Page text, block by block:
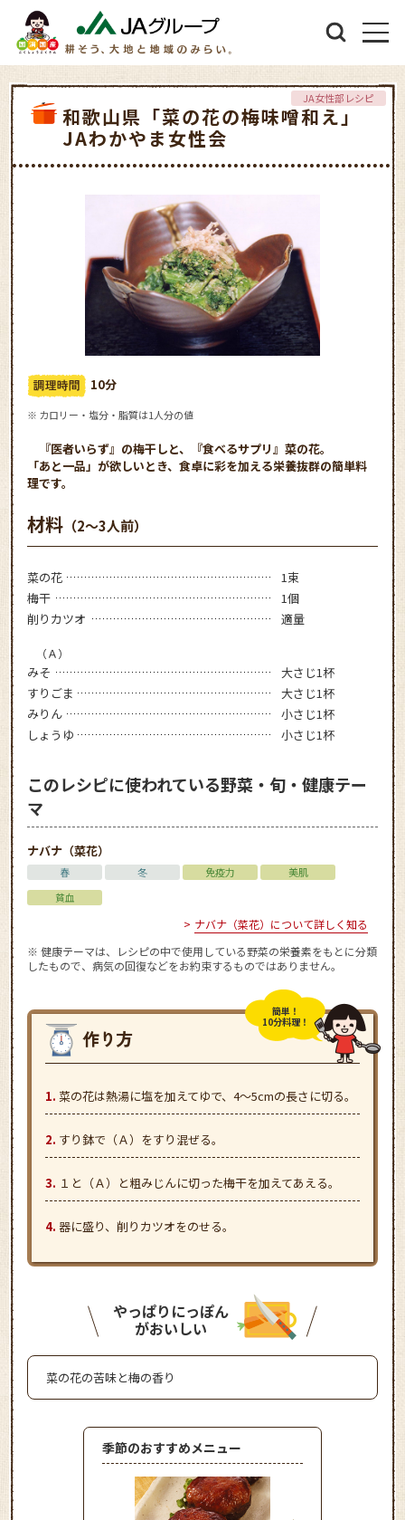
和歌山県「菜の花の梅味噌和え」
JAわかやま女性会
JA女性部レシピ
10分
※ カロリー・塩分・脂質は1人分の値
『医者いらず』の梅干しと、『食べるサプリ』菜の花。
「あと一品」が欲しいとき、食卓に彩を加える栄養抜群の簡単料
理です。
材料 （2～3人前）
菜の花
1束
梅干
1個
削りカツオ
適量
（Ａ）
みそ
大さじ1杯
すりごま
大さじ1杯
みりん
小さじ1杯
しょうゆ
小さじ1杯
このレシピに使われている野菜・旬・健康テー
マ
ナバナ（菜花）
春 冬 免疫力
美肌
貧血
ナバナ（菜花）について詳しく知る
※ 健康テーマは、レシピの中で使用している野菜の栄養素をもとに分類
したもので、病気の回復などをお約束するものではありません。
簡単！
10分料理！
菜の花は熱湯に塩を加えてゆで、4～5cmの長さに切る。
すり鉢で（Ａ）をすり混ぜる。
１と（Ａ）と粗みじんに切った梅干を加えてあえる。
器に盛り、削りカツオをのせる。
やっぱりにっぽん
がおいしい
菜の花の苦味と梅の香り
季節のおすすめメニュー